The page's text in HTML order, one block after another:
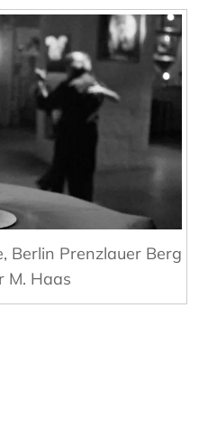
Berlin Prenzlauer Berg
M. Haas